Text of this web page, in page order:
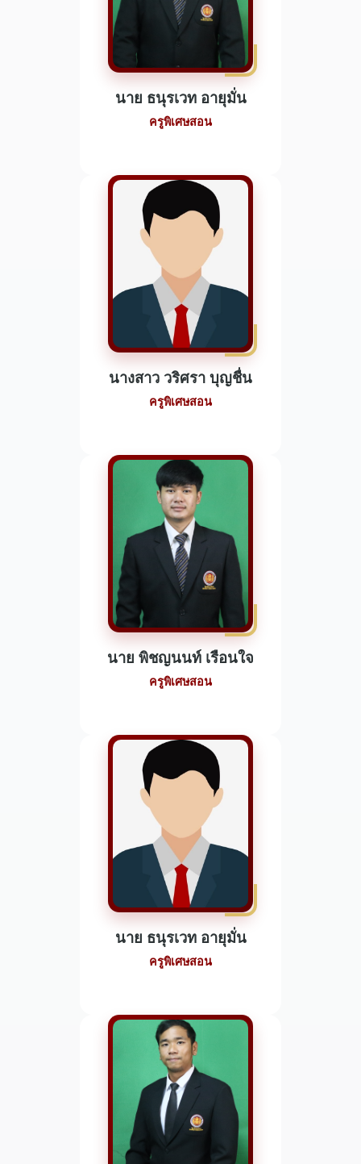
นาย ธนุรเวท อายุมั่น
ครูพิเศษสอน
นางสาว วริศรา บุญชื่น
ครูพิเศษสอน
นาย พิชญนนท์ เรือนใจ
ครูพิเศษสอน
นาย ธนุรเวท อายุมั่น
ครูพิเศษสอน